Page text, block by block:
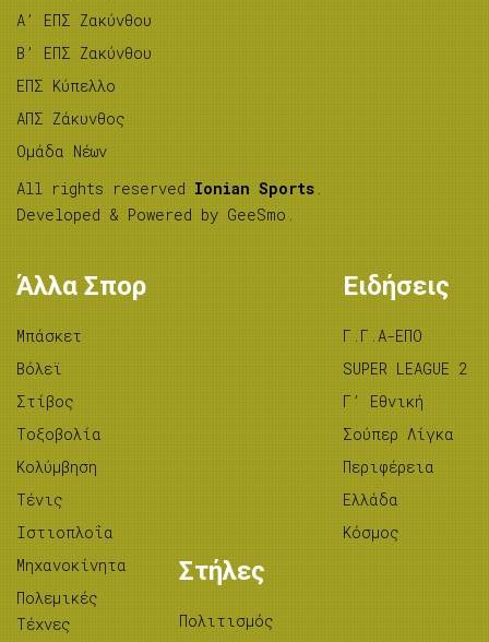
A’ ΕΠΣ Ζακύνθου
B’ ΕΠΣ Ζακύνθου
ΕΠΣ Κύπελλο
ΑΠΣ Ζάκυνθος
Ομάδα Νέων
All rights reserved Ionian Sports .
Developed & Powered by GeeSmo .
Άλλα Σπορ
Μπάσκετ
Βόλεϊ
Στίβος
Tοξοβολία
Κολύμβηση
Τένις
Ιστιοπλοΐα
Μηχανοκίνητα
Πολεμικές
Τέχνες
Ειδήσεις
Γ.Γ.Α-ΕΠΟ
SUPER LEAGUE 2
Γ’ Εθνική
Σούπερ Λίγκα
Περιφέρεια
Ελλάδα
Κόσμος
Στήλες
Πολιτισμός